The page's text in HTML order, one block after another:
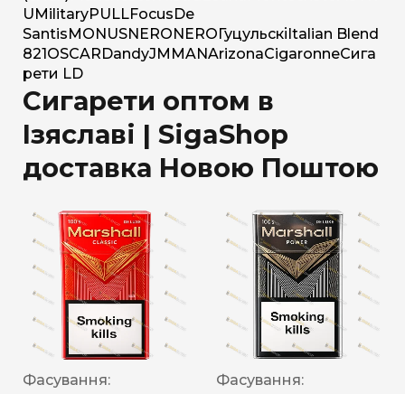
U MilitaryPULLFocus De
Santis MONUSNERO NERO Гуцульскі Italian Blend
821 OSCAR DandyJM MANArizonaCigaronneСига
рети LD
Сигарети оптом в
Ізяславі | SigaShop
доставка Новою Поштою
Фасування:
Фасування: